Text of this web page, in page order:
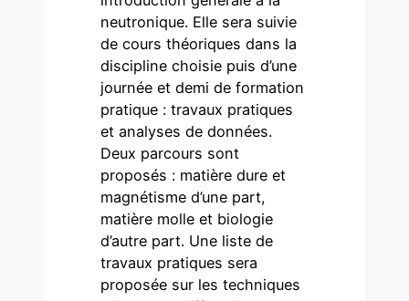
neutronique. Elle sera suivie
de cours théoriques dans la
discipline choisie puis d’une
journée et demi de formation
pratique : travaux pratiques
et analyses de données.
Deux parcours sont
proposés : matière dure et
magnétisme d’une part,
matière molle et biologie
d’autre part. Une liste de
travaux pratiques sera
proposée sur les techniques